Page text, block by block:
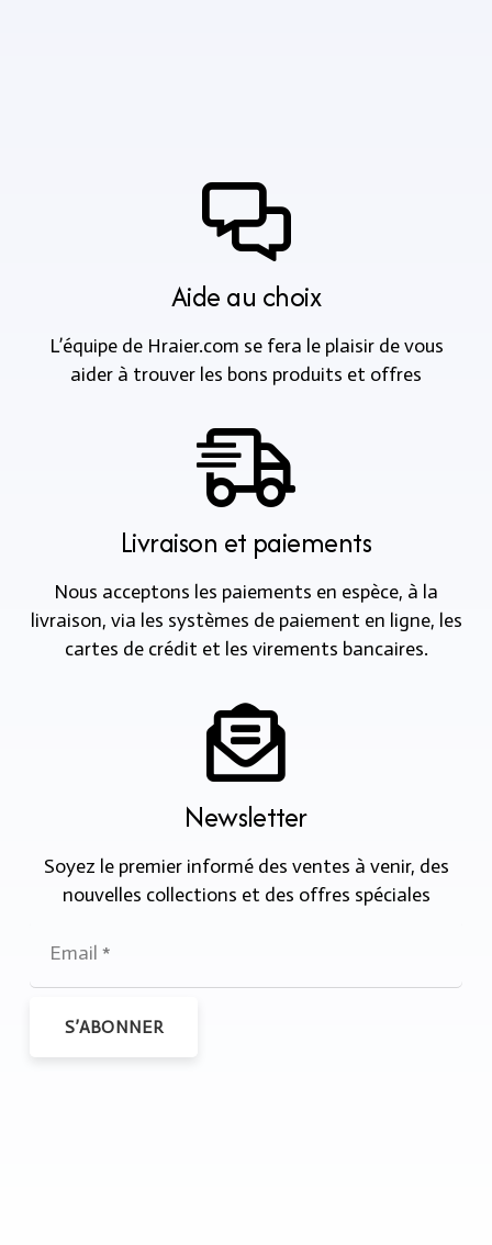
Aide au choix
L’équipe de Hraier.com se fera le plaisir de vous
aider à trouver les bons produits et offres
Livraison et paiements
Nous acceptons les paiements en espèce, à la
livraison, via les systèmes de paiement en ligne, les
cartes de crédit et les virements bancaires.
Newsletter
Soyez le premier informé des ventes à venir, des
nouvelles collections et des offres spéciales
S’ABONNER